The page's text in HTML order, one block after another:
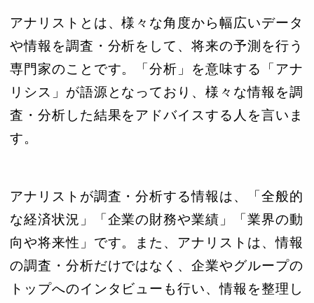
アナリストとは、様々な角度から幅広いデータ
や情報を調査・分析をして、将来の予測を行う
専門家のことです。「分析」を意味する「アナ
リシス」が語源となっており、様々な情報を調
査・分析した結果をアドバイスする人を言いま
す。
アナリストが調査・分析する情報は、「全般的
な経済状況」「企業の財務や業績」「業界の動
向や将来性」です。また、アナリストは、情報
の調査・分析だけではなく、企業やグループの
トップへのインタビューも行い、情報を整理し